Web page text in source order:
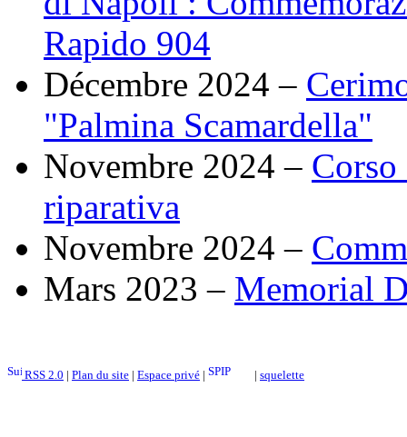
Rapido 904
Décembre 2024 –
"Palmina Scamardella"
Novembre 2024 –
riparativa
Novembre 2024 –
Mars 2023 – Memorial
RSS 2.0 | Plan du site | Espace privé | | squelette